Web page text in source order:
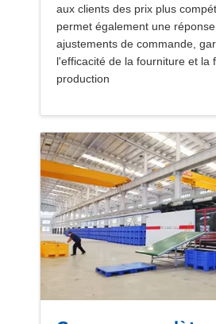
aux clients des prix plus
permet également une
ajustements de commande,
l'efficacité de la fourniture et la
production